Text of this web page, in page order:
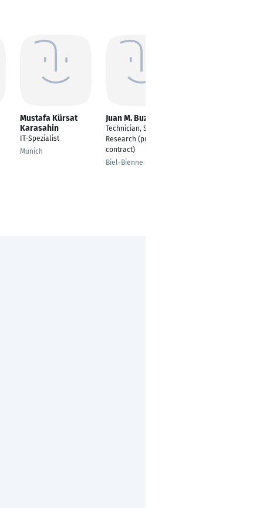
Mustafa Kürsat
Karasahin
IT-Spezialist
Munich
Juan M. Buzón
Technician, Scientific
Research (project
contract)
Biel-Bienne